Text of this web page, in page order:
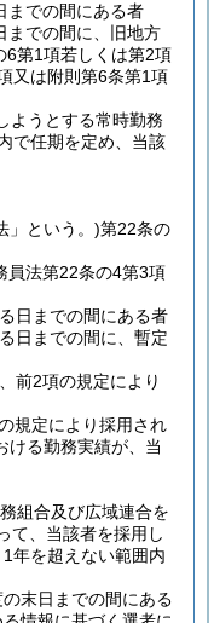
までの間にある者
までの間に、旧地方
6第1項若しくは第2項
又は附則第6条第1項
ようとする常時勤務
で任期を定め、当該
」という。)第22条の
員法第22条の4第3項
日までの間にある者
日までの間に、暫定
前2項の規定により
規定により採用され
ける勤務実績が、当
組合及び広域連合を
て、当該者を採用し
年を超えない範囲内
末日までの間にある